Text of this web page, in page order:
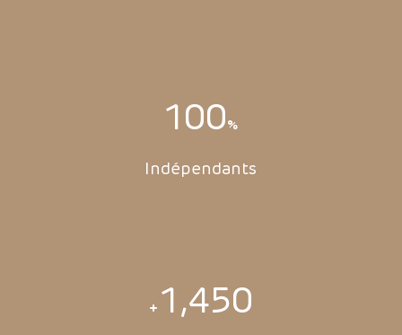
100 %
Indépendants
+ 1,450